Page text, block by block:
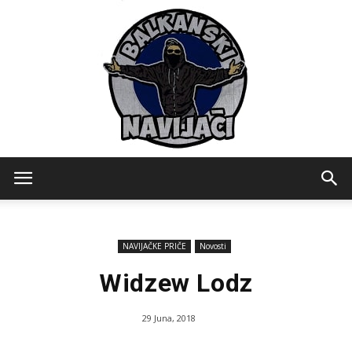
NAVIJAČKE PRIČE Novosti
Widzew Lodz
29 Juna, 2018